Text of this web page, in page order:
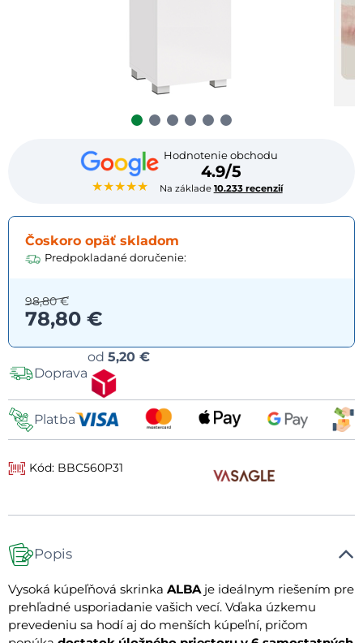
★★★★★
Hodnotenie obchodu
4.9/5
Na základe 10.233 recenzií
Čoskoro opäť skladom
Predpokladané doručenie:
78,80 €
98,80 €
Doprava
od 5,20 €
Platba
Kód: BBC560P31
Popis
Vysoká kúpeľňová skrinka ALBA je ideálnym riešením pre
prehľadné usporiadanie vašich vecí. Vďaka úzkemu
prevedeniu sa hodí aj do menších kúpeľní, pričom